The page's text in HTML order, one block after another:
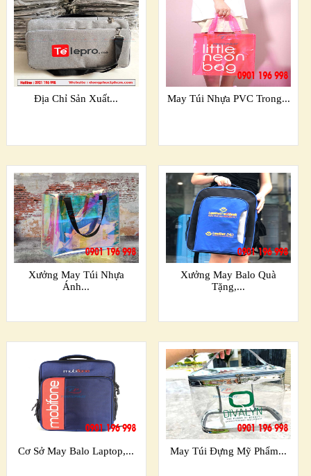
Địa Chỉ Sản Xuất... May Túi Nhựa PVC Trong...
Xưởng May Túi Nhựa
Ánh...
Xưởng May Balo Quà
Tặng,...
Cơ Sở May Balo Laptop,... May Túi Đựng Mỹ Phẩm...